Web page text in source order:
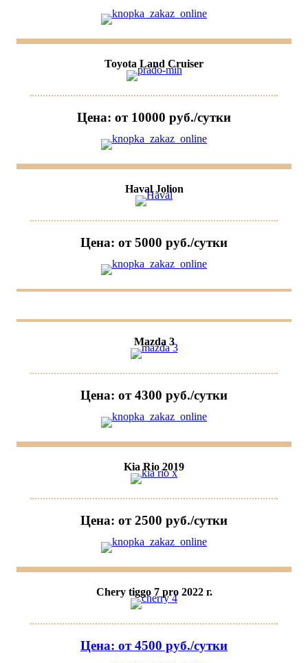
Toyota Land Cruiser
Цена: от 10000 руб./сутки
Haval Jolion
Цена: от 5000 руб./сутки
Mazda 3
Цена: от 4300 руб./сутки
Kia Rio 2019
Цена: от 2500 руб./сутки
Chery tiggo 7 pro 2022 г.
Цена: от 4500 руб./сутки